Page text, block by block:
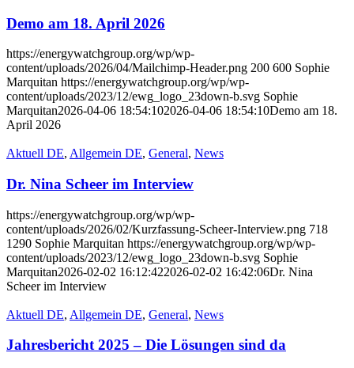
Demo am 18. April 2026
https://energywatchgroup.org/wp/wp-
content/uploads/2026/04/Mailchimp-Header.png 200 600 Sophie
Marquitan https://energywatchgroup.org/wp/wp-
content/uploads/2023/12/ewg_logo_23down-b.svg Sophie
Marquitan2026-04-06 18:54:102026-04-06 18:54:10Demo am 18.
April 2026
Aktuell DE, Allgemein DE, General, News
Dr. Nina Scheer im Interview
https://energywatchgroup.org/wp/wp-
content/uploads/2026/02/Kurzfassung-Scheer-Interview.png 718
1290 Sophie Marquitan https://energywatchgroup.org/wp/wp-
content/uploads/2023/12/ewg_logo_23down-b.svg Sophie
Marquitan2026-02-02 16:12:422026-02-02 16:42:06Dr. Nina
Scheer im Interview
Aktuell DE, Allgemein DE, General, News
Jahresbericht 2025 – Die Lösungen sind da